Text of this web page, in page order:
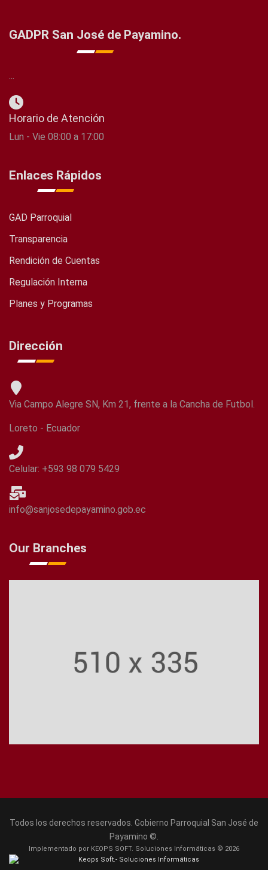
GADPR San José de Payamino.
...
Horario de Atención
Lun - Vie 08:00 a 17:00
Enlaces Rápidos
GAD Parroquial
Transparencia
Rendición de Cuentas
Regulación Interna
Planes y Programas
Dirección
Via Campo Alegre SN, Km 21, frente a la Cancha de Futbol.
Loreto - Ecuador
Celular: +593 98 079 5429
info@sanjosedepayamino.gob.ec
Our Branches
Todos los derechos reservados. Gobierno Parroquial San José de
Payamino ©.
Implementado por KEOPS SOFT. Soluciones Informáticas © 2026